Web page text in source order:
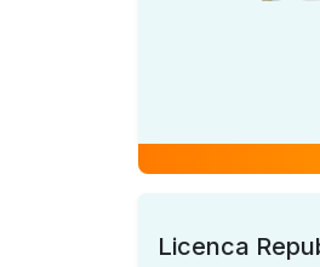
Licenca